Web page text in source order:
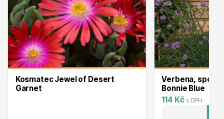
Ovocné stromy
Kosmatec Jewel of Desert
Garnet
Verbena,
Bonnie Blue
114 Kč s DPH